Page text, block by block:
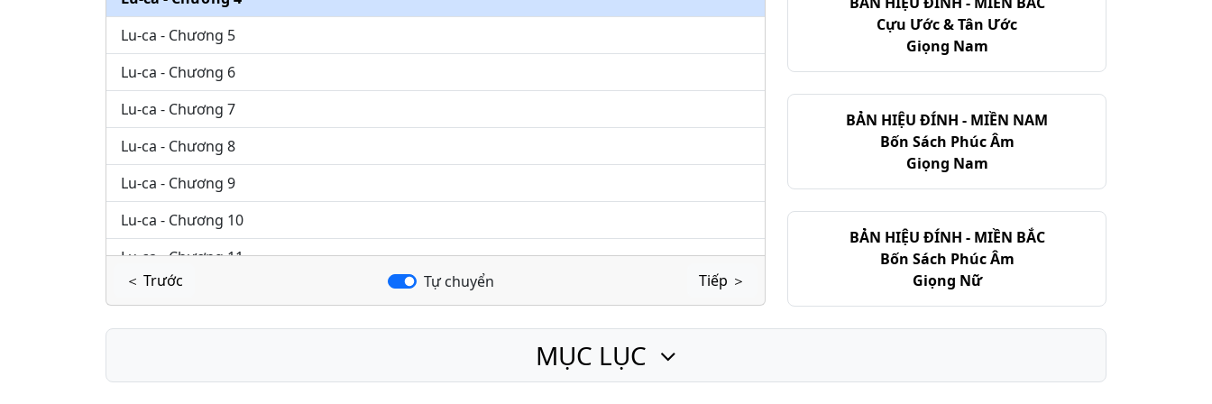
keys
volume.
Lu-ca - Chương 5
Lu-ca - Chương 6
Lu-ca - Chương 7
Lu-ca - Chương 8
Lu-ca - Chương 9
Lu-ca - Chương 10
Lu-ca - Chương 11
Lu-ca - Chương 13
＜ Trước Tự chuyển Tiếp ＞
Cựu Ước & Tân Ước
Giọng Nam
BẢN HIỆU ĐÍNH - MIỀN NAM
Bốn Sách Phúc Âm
Giọng Nam
BẢN HIỆU ĐÍNH - MIỀN BẮC
Bốn Sách Phúc Âm
Giọng Nữ
MỤC LỤC